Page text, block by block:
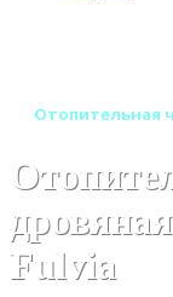
(Италия)
Отопительная
Fulvia